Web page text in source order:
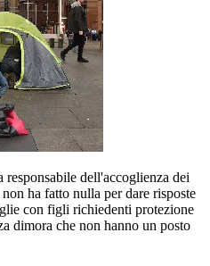
dell'accoglienza dei
ha fatto nulla per dare risposte
con figli richiedenti protezione
dimora che non hanno un posto